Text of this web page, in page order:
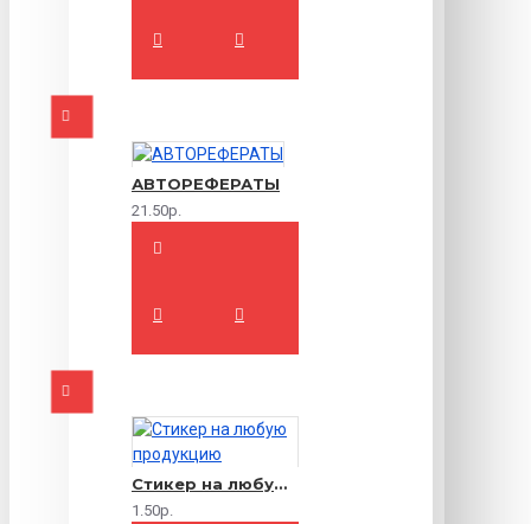
АВТОРЕФЕРАТЫ
21.50р.
Стикер на любую продукцию
1.50р.